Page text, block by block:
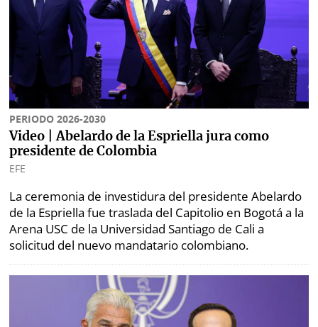
PERIODO 2026-2030
Video | Abelardo de la Espriella jura como
presidente de Colombia
EFE
La ceremonia de investidura del presidente Abelardo
de la Espriella fue traslada del Capitolio en Bogotá a la
Arena USC de la Universidad Santiago de Cali a
solicitud del nuevo mandatario colombiano.